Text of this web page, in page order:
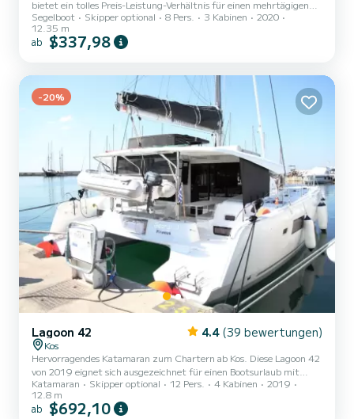
bietet ein tolles Preis-Leistung-Verhältnis für einen mehrtägigen
oder mehrwöchigen Törn. Das Segelboot ist 12 Meter lang und
verfügt über 40 PS. Mit seinen 3 Kabinen kann das Schiff bis zu 8
Personen für einen Törn aufnehmen. Dieses Sun Odyssey 410
ist unte...
Segelboot Skipper optional 8 Pers. 3 Kabinen
2020
12.35 m
ab $337,98
-20%
Lagoon 42 4.4 (39 bewertungen)
Kos
Hervorragendes Katamaran zum Chartern ab Kos. Diese Lagoon 42
von 2019 eignet sich ausgezeichnet für einen Bootsurlaub mit
Freunden oder Familie. Sie möchten einen unvergesslichen Törn auf
diesem Katamaran mit 13 Metern Länge verbringen? Sie können
mit bis zu 12 Personen an Bord kommen und die 4 komfortablen
Katamaran Skipper optional 12 Pers. 4 Kabinen
2019
12.8 m
ab $692,10